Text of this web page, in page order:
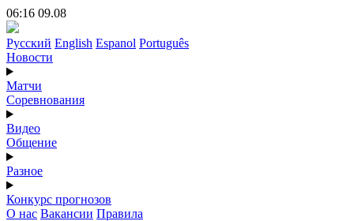
06:16 09.08
Русский English Espanol Português
Новости
Матчи
Соревнования
Видео
Общение
Разное
Конкурс прогнозов
О нас Вакансии Правила